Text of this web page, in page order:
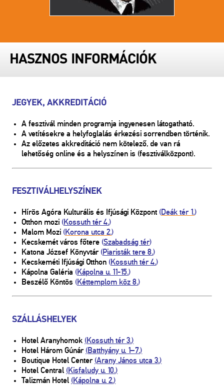
HASZNOS INFORMÁCIÓK
JEGYEK, AKKREDITÁCIÓ
A fesztivál minden programja ingyenesen látogatható.
A vetítésekre a helyfoglalás érkezési sorrendben történik.
Az előzetes akkreditáció nem kötelező, de van rá
lehetőségonline és a helyszínen is (fesztiválközpont).
FESZTIVÁLHELYSZÍNEK
Hírös Agóra Kulturális és Ifjúsági Központ (Deák tér 1.)
Otthon mozi (Kossuth tér 4.)
Malom Mozi (Korona utca 2.)
Kecskemét város főtere (Szabadság tér)
Katona József Könyvtár (Piaristák tere 8.)
Kecskeméti Ifjúsági Otthon (Kossuth tér 4.)
Kápolna Galéria (Kápolna u. 11-15.)
Beszélő Köntös (Kéttemplom köz 8.)
SZÁLLÁSHELYEK
Hotel Aranyhomok (Kossuth tér 3.)
Hotel Három Gúnár (Batthyány u. 1–7.)
Boutique Hotel Center (Arany János utca 3.)
Hotel Central (Kisfaludy u. 10.)
Talizmán Hotel (Kápolna u. 2.)